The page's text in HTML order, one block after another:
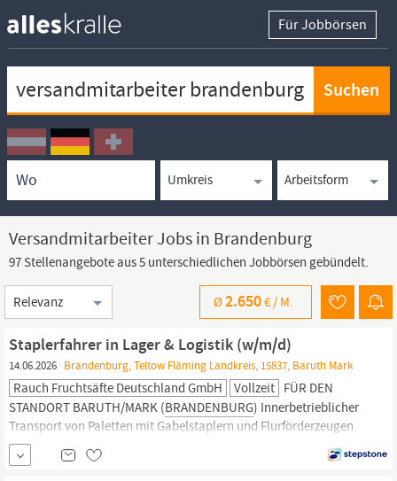
Für Jobbörsen
Ortssuche
Umkreissuche
Arbeitsform
Versandmitarbeiter Jobs in Brandenburg
97 Stellenangebote aus 5 unterschiedlichen Jobbörsen gebündelt.
Sortierung
Ø2.650€ / M.
Staplerfahrer in Lager & Logistik (w/m/d)
14.06.2026 Brandenburg, Teltow Fläming Landkreis, 15837, Baruth Mark
Rauch Fruchtsäfte Deutschland GmbH Vollzeit FÜR DEN
STANDORT BARUTH/MARK (BRANDENBURG) Innerbetrieblicher
Transport von Paletten mit Gabelstaplern und Flurförderzeugen
Annahme von Waren und
Wareneingangs-/Warenausgangskontrollen Be- und Entladen